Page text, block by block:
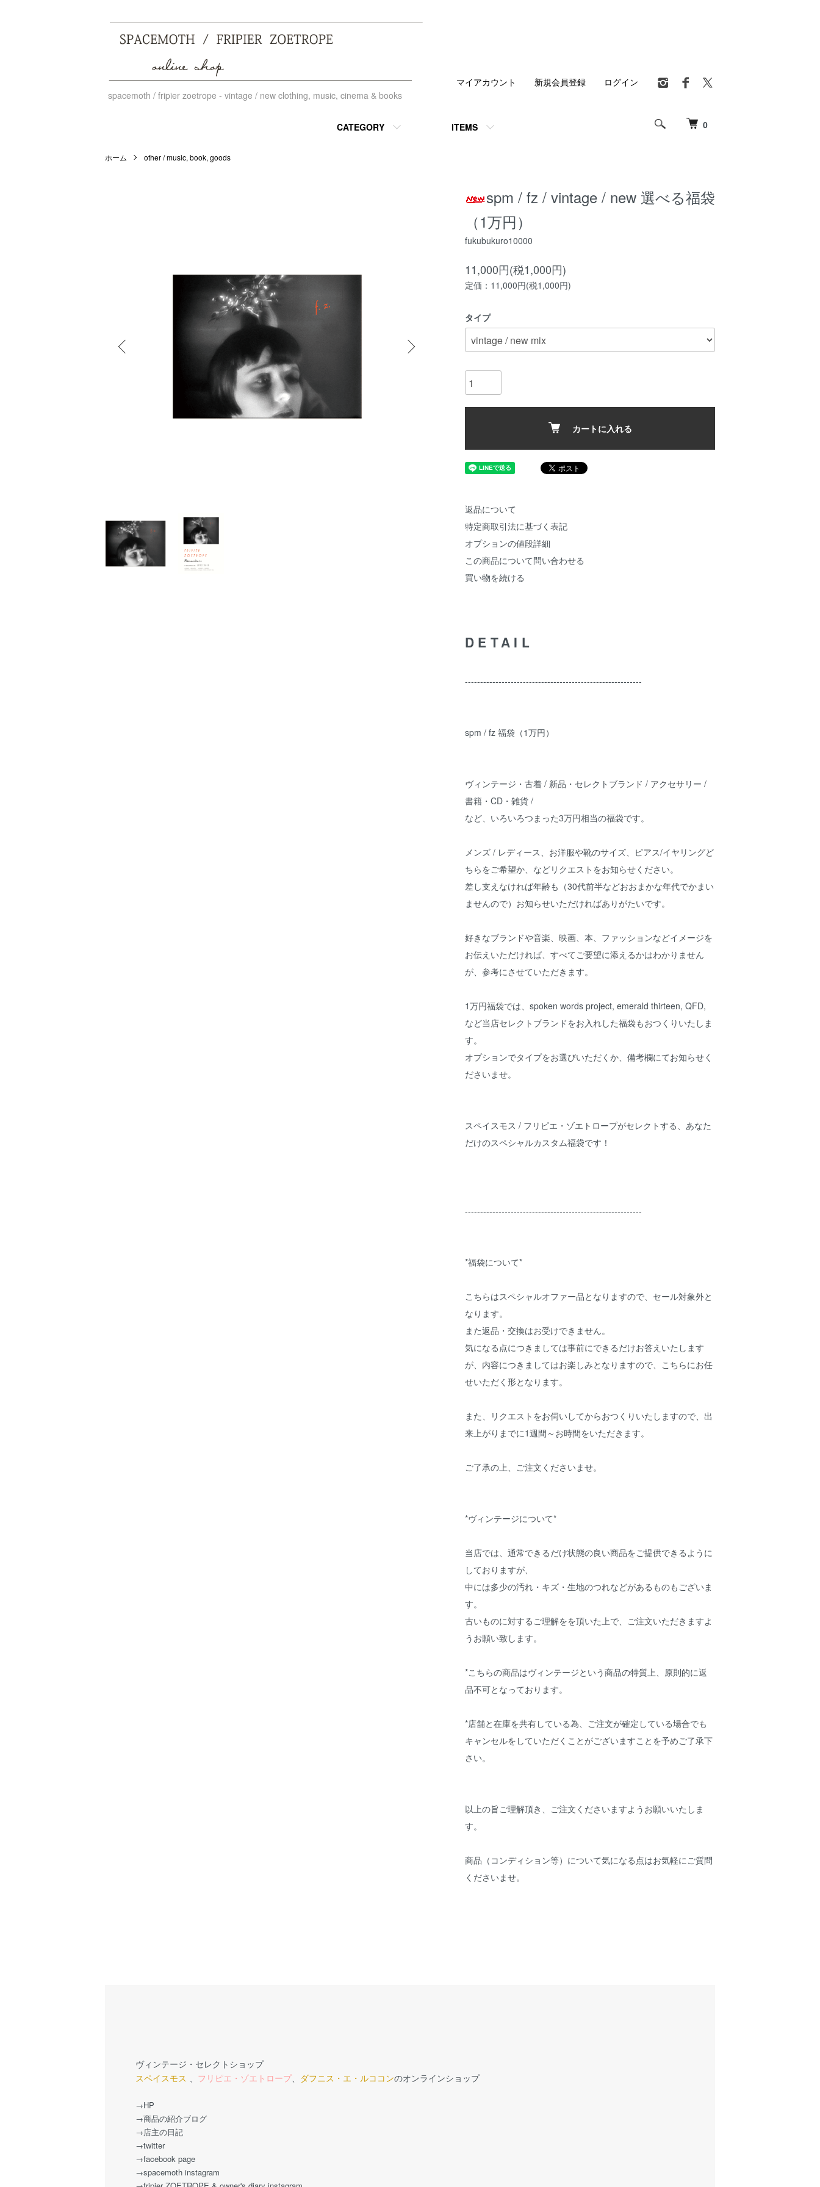
spacemoth / fripier zoetrope - vintage / new clothing, music, cinema & books
0
CATEGORY ITEMS
マイアカウント 新規会員登録 ログイン
ホーム other / music, book, goods
spm / fz / vintage / new 選べる福袋
（1万円）
fukubukuro10000
11,000円(税1,000円)
定価：11,000円(税1,000円)
タイプ
カートに入れる
返品について
特定商取引法に基づく表記
オプションの値段詳細
この商品について問い合わせる
買い物を続ける
DETAIL
----------------------------------------------------------
spm / fz 福袋（1万円）
ヴィンテージ・古着 / 新品・セレクトブランド / アクセサリー /
書籍・CD・雑貨 /
など、いろいろつまった3万円相当の福袋です。
メンズ / レディース、お洋服や靴のサイズ、ピアス/イヤリングど
ちらをご希望か、などリクエストをお知らせください。
差し支えなければ年齢も（30代前半などおおまかな年代でかまい
ませんので）お知らせいただければありがたいです。
好きなブランドや音楽、映画、本、ファッションなどイメージを
お伝えいただければ、すべてご要望に添えるかはわかりません
が、参考にさせていただきます。
1万円福袋では、spoken words project, emerald thirteen, QFD,
など当店セレクトブランドをお入れした福袋もおつくりいたしま
す。
オプションでタイプをお選びいただくか、備考欄にてお知らせく
ださいませ。
スペイスモス / フリピエ・ゾエトロープがセレクトする、あなた
だけのスペシャルカスタム福袋です！
----------------------------------------------------------
*福袋について*
こちらはスペシャルオファー品となりますので、セール対象外と
なります。
また返品・交換はお受けできません。
気になる点につきましては事前にできるだけお答えいたします
が、内容につきましてはお楽しみとなりますので、こちらにお任
せいただく形となります。
また、リクエストをお伺いしてからおつくりいたしますので、出
来上がりまでに1週間～お時間をいただきます。
ご了承の上、ご注文くださいませ。
*ヴィンテージについて*
当店では、通常できるだけ状態の良い商品をご提供できるように
しておりますが、
中には多少の汚れ・キズ・生地のつれなどがあるものもございま
す。
古いものに対するご理解をを頂いた上で、ご注文いただきますよ
うお願い致します。
*こちらの商品はヴィンテージという商品の特質上、原則的に返
品不可となっております。
*店舗と在庫を共有している為、ご注文が確定している場合でも
キャンセルをしていただくことがございますことを予めご了承下
さい。
以上の旨ご理解頂き、ご注文くださいますようお願いいたしま
す。
商品（コンディション等）について気になる点はお気軽にご質問
くださいませ。
ヴィンテージ・セレクトショップ
スペイスモス 、 フリピエ・ゾエトロープ、 ダフニス・エ・ルココンのオンラインショップ
→HP
→商品の紹介ブログ
→店主の日記
→twitter
→facebook page
→spacemoth instagram